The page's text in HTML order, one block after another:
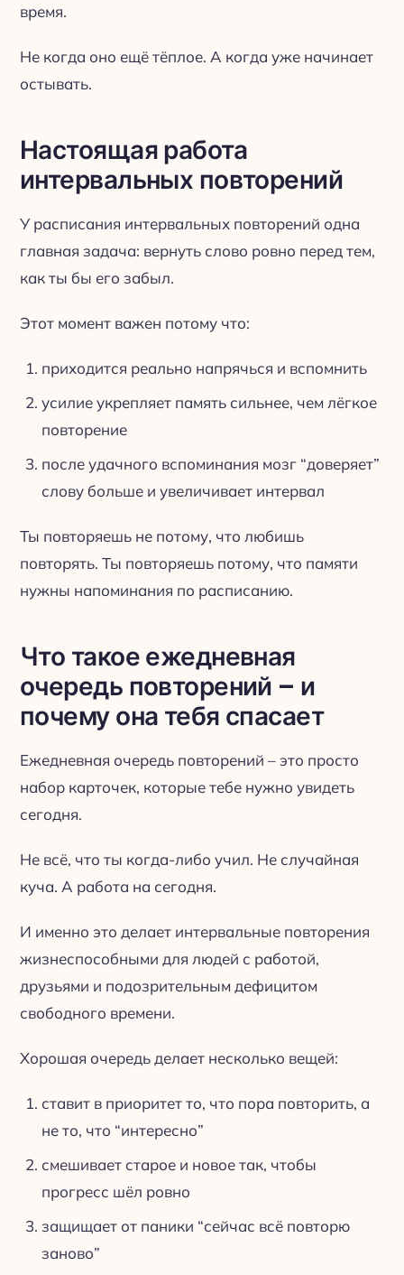
время.
Не когда оно ещё тёплое. А когда уже начинает
остывать.
Настоящая работа
интервальных повторений
У расписания интервальных повторений одна
главная задача: вернуть слово ровно перед тем,
как ты бы его забыл.
Этот момент важен потому что:
приходится реально напрячься и вспомнить
усилие укрепляет память сильнее, чем лёгкое
повторение
после удачного вспоминания мозг “доверяет”
слову больше и увеличивает интервал
Ты повторяешь не потому, что любишь
повторять. Ты повторяешь потому, что памяти
нужны напоминания по расписанию.
Что такое ежедневная
очередь повторений – и
почему она тебя спасает
Ежедневная очередь повторений – это просто
набор карточек, которые тебе нужно увидеть
сегодня.
Не всё, что ты когда-либо учил. Не случайная
куча. А работа на сегодня.
И именно это делает интервальные повторения
жизнеспособными для людей с работой,
друзьями и подозрительным дефицитом
свободного времени.
Хорошая очередь делает несколько вещей:
ставит в приоритет то, что пора повторить, а
не то, что “интересно”
смешивает старое и новое так, чтобы
прогресс шёл ровно
защищает от паники “сейчас всё повторю
заново”